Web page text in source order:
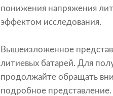
понижения напряжения
эффектом исследования.
Вышеизложенное
литиевых батарей. Для
продолжайте обращать
подробное